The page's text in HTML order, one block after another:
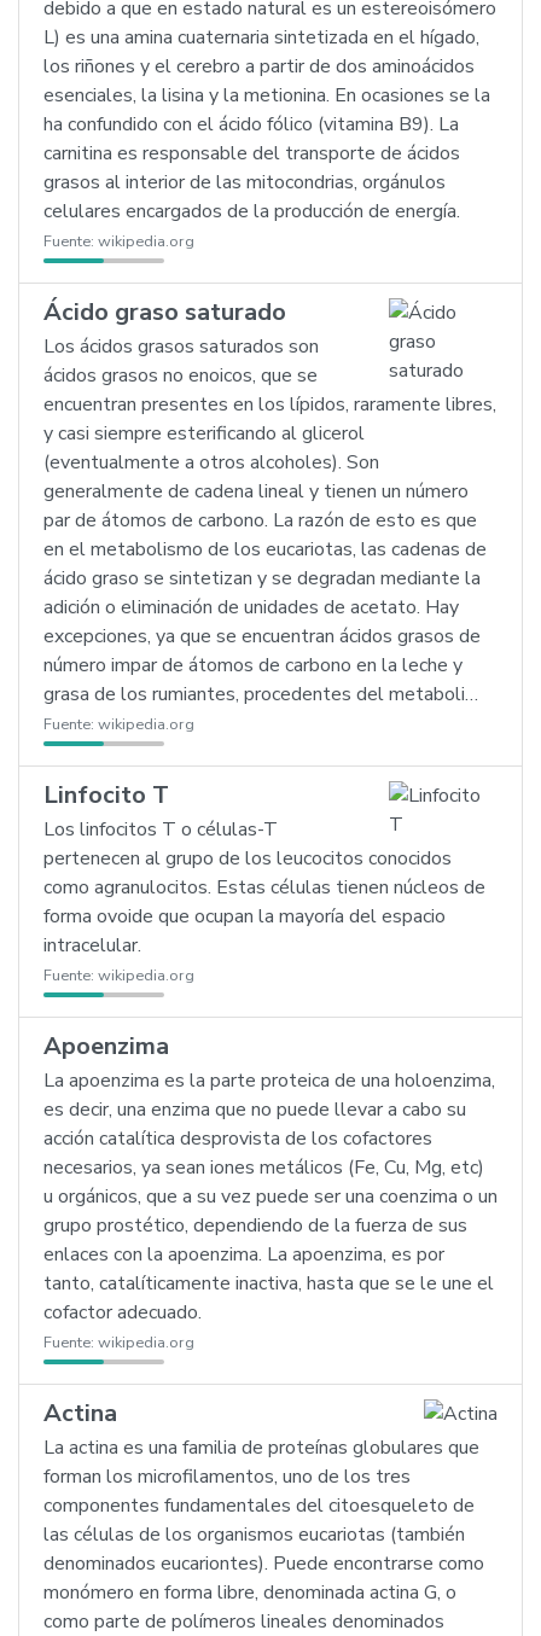
debido a que en estado natural es un estereoisómero
L) es una amina cuaternaria sintetizada en el hígado,
los riñones y el cerebro a partir de dos aminoácidos
esenciales, la lisina y la metionina. En ocasiones se la
ha confundido con el ácido fólico (vitamina B9). La
carnitina es responsable del transporte de ácidos
grasos al interior de las mitocondrias, orgánulos
celulares encargados de la producción de energía.
Fuente: wikipedia.org
Ácido graso saturado
Los ácidos grasos saturados son
ácidos grasos no enoicos, que se
encuentran presentes en los lípidos, raramente libres,
y casi siempre esterificando al glicerol
(eventualmente a otros alcoholes). Son
generalmente de cadena lineal y tienen un número
par de átomos de carbono. La razón de esto es que
en el metabolismo de los eucariotas, las cadenas de
ácido graso se sintetizan y se degradan mediante la
adición o eliminación de unidades de acetato. Hay
excepciones, ya que se encuentran ácidos grasos de
número impar de átomos de carbono en la leche y
grasa de los rumiantes, procedentes del metaboli…
Fuente: wikipedia.org
Linfocito T
Los linfocitos T o células-T
pertenecen al grupo de los leucocitos conocidos
como agranulocitos. Estas células tienen núcleos de
forma ovoide que ocupan la mayoría del espacio
intracelular.
Fuente: wikipedia.org
Apoenzima
La apoenzima es la parte proteica de una holoenzima,
es decir, una enzima que no puede llevar a cabo su
acción catalítica desprovista de los cofactores
necesarios, ya sean iones metálicos (Fe, Cu, Mg, etc)
u orgánicos, que a su vez puede ser una coenzima o un
grupo prostético, dependiendo de la fuerza de sus
enlaces con la apoenzima. La apoenzima, es por
tanto, catalíticamente inactiva, hasta que se le une el
cofactor adecuado.
Fuente: wikipedia.org
Actina
La actina es una familia de proteínas globulares que
forman los microfilamentos, uno de los tres
componentes fundamentales del citoesqueleto de
las células de los organismos eucariotas (también
denominados eucariontes). Puede encontrarse como
monómero en forma libre, denominada actina G, o
como parte de polímeros lineales denominados